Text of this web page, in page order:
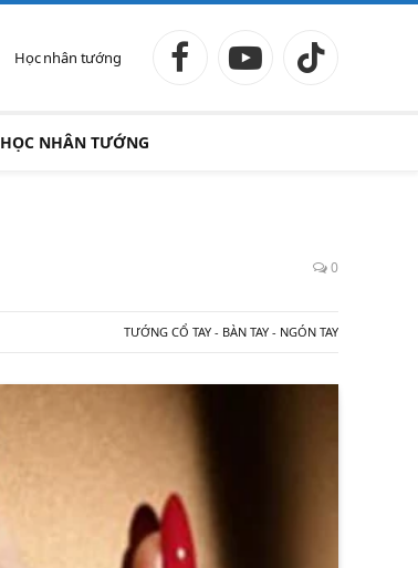
Học nhân tướng FacebookYouTubeTikTok
HỌC NHÂN TƯỚNG
0
TƯỚNG CỔ TAY - BÀN TAY - NGÓN TAY